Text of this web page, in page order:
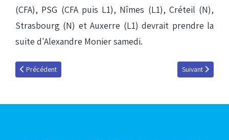
(CFA), PSG (CFA puis L1), Nîmes (L1), Créteil (N),
Strasbourg (N) et Auxerre (L1) devrait prendre la
suite d'Alexandre Monier samedi.
Article précédent : Belfort / RCSA : le groupe
Précédent Article suivant :
Suivant